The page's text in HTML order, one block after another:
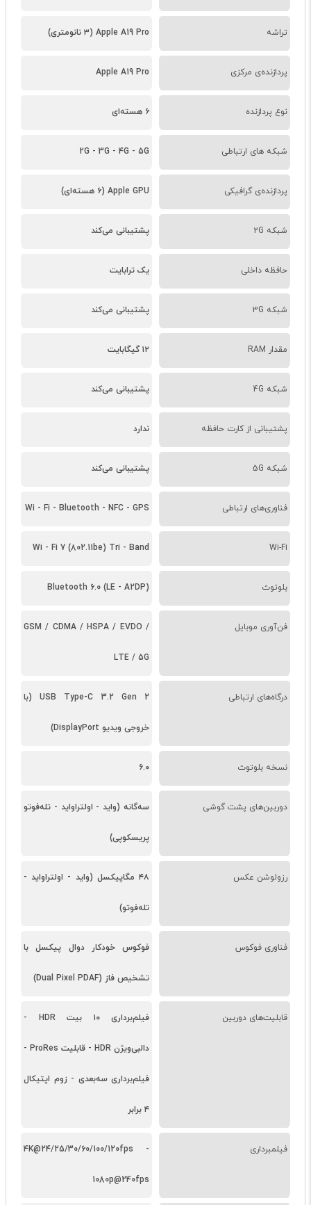
تراشه Apple A19 Pro (۳ نانومتری)
پردازنده‌ی مرکزی Apple A19 Pro
نوع پردازنده ۶ هسته‌ای
شبکه های ارتباطی 2G - 3G - 4G - 5G
پردازنده‌ی گرافیکی Apple GPU (۶ هسته‌ای)
شبکه 2G پشتیبانی می‌کند
حافظه داخلی یک ترابایت
شبکه 3G پشتیبانی می‌کند
مقدار RAM ۱۲ گیگابایت
شبکه 4G پشتیبانی می‌کند
پشتیبانی از کارت حافظه ندارد
شبکه 5G پشتیبانی می‌کند
فناوری‌های ارتباطی Wi - Fi - Bluetooth - NFC - GPS
Wi-Fi
Wi - Fi 7 (802.11be) Tri - Band
بلوتوث Bluetooth 6.0 (LE - A2DP)
فن‌آوری موبایل GSM / CDMA / HSPA / EVDO /
LTE / 5G
درگاه‌های ارتباطی USB Type-C 3.2 Gen 2 (با
خروجی ویدیو DisplayPort)
نسخه بلوتوث ۶.۰
دوربین‌های پشت گوشی سه‌گانه (واید - اولتراواید - تله‌فوتو
پریسکوپی)
رزولوشن عکس ۴۸ مگاپیکسل (واید - اولتراواید -
تله‌فوتو)
فناوری فوکوس فوکوس خودکار دوال پیکسل با
تشخیص فاز (Dual Pixel PDAF)
قابلیت‌های دوربین فیلم‌برداری ۱۰ بیت HDR -
دالبی‌ویژن HDR - قابلیت ProRes -
فیلم‌برداری سه‌بعدی - زوم اپتیکال
۴ برابر
فیلمبرداری 4K@24/25/30/60/100/120fps -
1080p@240fps